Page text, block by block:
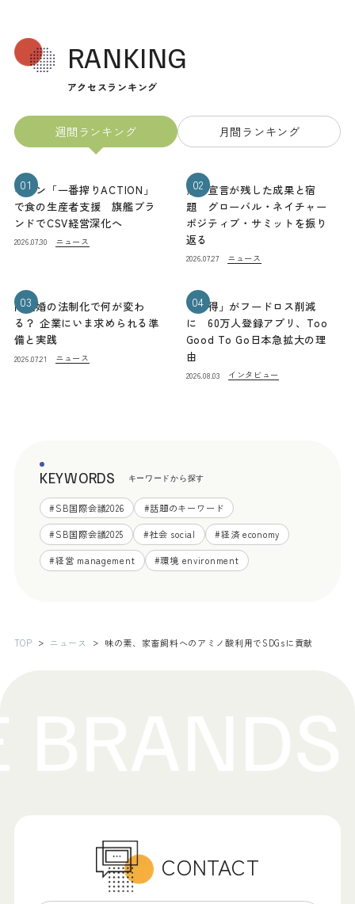
RANKING
アクセスランキング
週間ランキング 月間ランキング
01
キリン「一番搾りACTION」
で食の生産者支援 旗艦ブラ
ンドでCSV経営深化へ
2026.07.30 ニュース
02
熊本宣言が残した成果と宿
題 グローバル・ネイチャー
ポジティブ・サミットを振り
返る
2026.07.27 ニュース
03
同性婚の法制化で何が変わ
る？ 企業にいま求められる準
備と実践
2026.07.21 ニュース
04
「お得」がフードロス削減
に 60万人登録アプリ、Too
Good To Go日本急拡大の理
由
2026.08.03 インタビュー
KEYWORDS キーワードから探す
#SB国際会議2026 #話題のキーワード
#SB国際会議2025 #社会 social #経済 economy
#経営 management #環境 environment
TOP ニュース 味の素、家畜飼料へのアミノ酸利用でSDGsに貢献
CONTACT